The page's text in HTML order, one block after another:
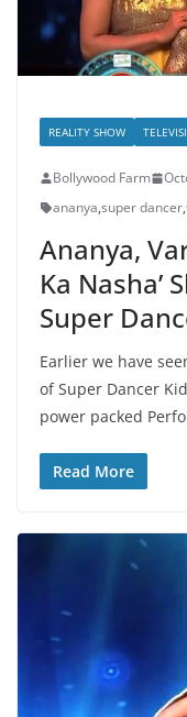
REALITY SHOW
Bollywood Farm
ananya,super dancer,
Ananya,
Ka Nasha’
Super
Earlier we have
of Super Dancer
power packed
Read More